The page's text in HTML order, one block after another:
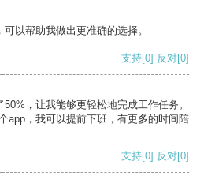
以帮助我做出更准确的选择。
支持[0] 反对[0]
，让我能够更轻松地完成工作任务。
app，我可以提前下班，有更多的时间陪
支持[0] 反对[0]